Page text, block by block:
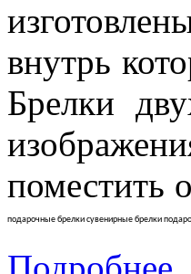
внутрь
Брелки
подарочные брелки сувенирные брелки